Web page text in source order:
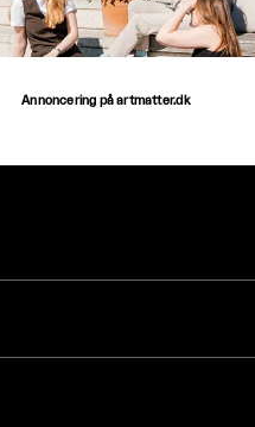
Annoncering på artmatter.dk